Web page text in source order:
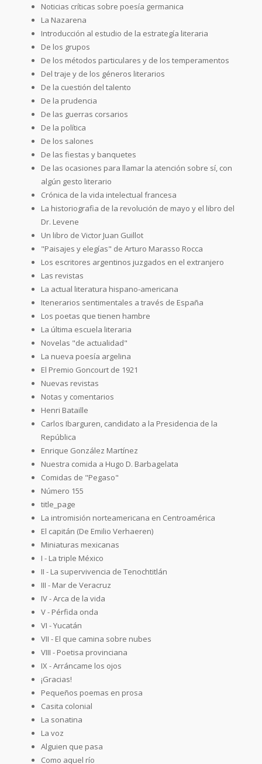
Noticias críticas sobre poesía germanica
La Nazarena
Introducción al estudio de la estrategía literaria
De los grupos
De los métodos particulares y de los temperamentos
Del traje y de los géneros literarios
De la cuestión del talento
De la prudencia
De las guerras corsarios
De la política
De los salones
De las fiestas y banquetes
De las ocasiones para llamar la atención sobre sí, con
algún gesto literario
Crónica de la vida intelectual francesa
La historiografia de la revolución de mayo y el libro del
Dr. Levene
Un libro de Victor Juan Guillot
"Paisajes y elegías" de Arturo Marasso Rocca
Los escritores argentinos juzgados en el extranjero
Las revistas
La actual literatura hispano-americana
Itenerarios sentimentales a través de España
Los poetas que tienen hambre
La última escuela literaria
Novelas "de actualidad"
La nueva poesía argelina
El Premio Goncourt de 1921
Nuevas revistas
Notas y comentarios
Henri Bataille
Carlos Ibarguren, candidato a la Presidencia de la
República
Enrique González Martínez
Nuestra comida a Hugo D. Barbagelata
Comidas de "Pegaso"
Número 155
title_page
La intromisión norteamericana en Centroamérica
El capitán (De Emilio Verhaeren)
Miniaturas mexicanas
I - La triple México
II - La supervivencia de Tenochtitlán
III - Mar de Veracruz
IV - Arca de la vida
V - Pérfida onda
VI - Yucatán
VII - El que camina sobre nubes
VIII - Poetisa provinciana
IX - Arráncame los ojos
¡Gracias!
Pequeños poemas en prosa
Casita colonial
La sonatina
La voz
Alguien que pasa
Como aquel río